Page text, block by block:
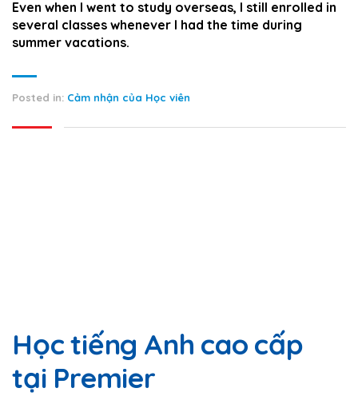
Even when I went to study overseas, I still enrolled in
several classes whenever I had the time during
summer vacations.
Posted in: Cảm nhận của Học viên
Học tiếng Anh cao cấp
tại Premier